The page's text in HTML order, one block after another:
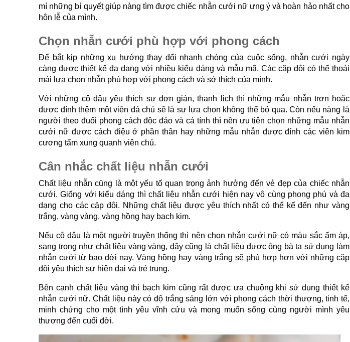
mí những bí quyết giúp nàng tìm được chiếc nhẫn cưới nữ ưng ý và hoàn hảo nhất cho
hôn lễ của mình.
Chọn nhẫn cưới phù hợp với phong cách
Để bắt kịp những xu hướng thay đổi nhanh chóng của cuộc sống, nhẫn cưới ngày
càng được thiết kế đa dạng với nhiều kiểu dáng và mẫu mã. Các cặp đôi có thể thoải
mái lựa chọn nhẫn phù hợp với phong cách và sở thích của mình.
Với những cô dâu yêu thích sự đơn giản, thanh lịch thì những mẫu nhẫn trơn hoặc
được đính thêm một viên đá chủ sẽ là sự lựa chọn không thể bỏ qua. Còn nếu nàng là
người theo đuổi phong cách độc đáo và cá tính thì nên ưu tiên chọn những mẫu nhẫn
cưới nữ được cách điệu ở phần thân hay những mẫu nhẫn được đính các viên kim
cương tấm xung quanh viên chủ.
Cân nhắc chất liệu nhẫn cưới
Chất liệu nhẫn cũng là một yếu tố quan trọng ảnh hưởng đến vẻ đẹp của chiếc nhẫn
cưới. Giống với kiểu dáng thì chất liệu nhẫn cưới hiện nay vô cùng phong phú và đa
dạng cho các cặp đôi. Những chất liệu được yêu thích nhất có thể kể đến như vàng
trắng, vàng vàng, vàng hồng hay bạch kim.
Nếu cô dâu là một người truyền thống thì nên chọn nhẫn cưới nữ có màu sắc ấm áp,
sang trọng như chất liệu vàng vàng, đây cũng là chất liệu được ông bà ta sử dụng làm
nhẫn cưới từ bao đời nay. Vàng hồng hay vàng trắng sẽ phù hợp hơn với những cặp
đôi yêu thích sự hiện đại và trẻ trung.
Bên cạnh chất liệu vàng thì bạch kim cũng rất được ưa chuộng khi sử dụng thiết kế
nhẫn cưới nữ. Chất liệu này có độ trắng sáng lớn với phong cách thời thượng, tinh tế,
minh chứng cho một tình yêu vĩnh cửu và mong muốn sống cùng người mình yêu
thương đến cuối đời.